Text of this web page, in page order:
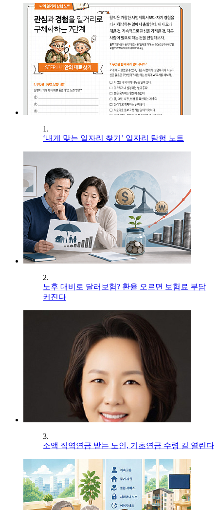
1.
‘내게 맞는 일자리 찾기’ 일자리 탐험 노트
2.
노후 대비로 달러보험? 환율 오르면 보험료 부담
커진다
3.
소액 직역연금 받는 노인, 기초연금 수령 길 열린다